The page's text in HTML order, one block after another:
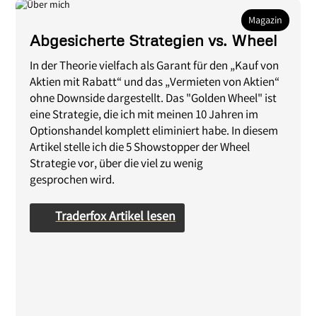
Magazin
Abgesicherte Strategien vs. Wheel
In der Theorie vielfach als Garant für den „Kauf von
Aktien mit Rabatt“ und das „Vermieten von Aktien“
ohne Downside dargestellt. Das "Golden Wheel" ist
eine Strategie, die ich mit meinen 10 Jahren im
Optionshandel komplett eliminiert habe. In diesem
Artikel stelle ich die 5 Showstopper der Wheel
Strategie vor, über die viel zu wenig
gesprochen wird.
Traderfox Artikel lesen